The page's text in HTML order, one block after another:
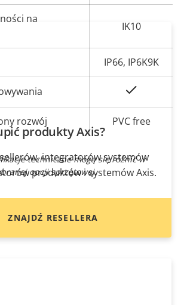
na
IK10
IP66, IP6K9K
rozwój PVC free
techniczne mogą się różnić w
opcji sprzętowej.
produkty Axis?
integratorów systemów
produktów i systemów Axis.
ZNAJDŹ RESELLERA